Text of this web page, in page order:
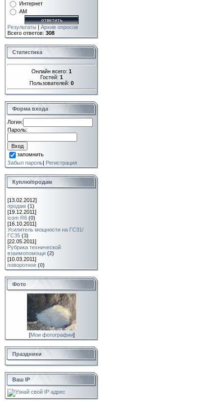
Интернет
AM
Результаты | Архив опросов
Всего ответов: 308
Статистика
Онлайн всего: 1
Гостей: 1
Пользователей: 0
Форма входа
Логин:
Пароль:
запомнить
Забыл пароль| Регистрация
Куплю/продам
[13.02.2012]
продам (1)
[19.12.2011]
icom R6 (0)
[16.10.2011]
Усилитель мощности на ГС31/
ГС35 (3)
[22.05.2011]
Рубрика технической
взаимопомощи (2)
[10.03.2011]
поворотное (0)
Фото
[Мои фотографии]
Праздники
Ваш IP